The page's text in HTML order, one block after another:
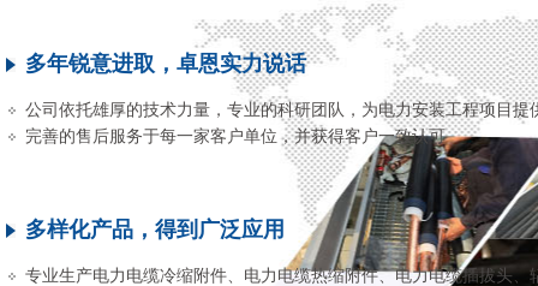
多年锐意进取，卓恩实力说话
公司依托雄厚的技术力量，专业的科研团队，为电力安装工程项目提
完善的售后服务于每一家客户单位，并获得客户一致认可
多样化产品，得到广泛应用
专业生产电力电缆冷缩附件、电力电缆热缩附件、电力电缆插拔头、